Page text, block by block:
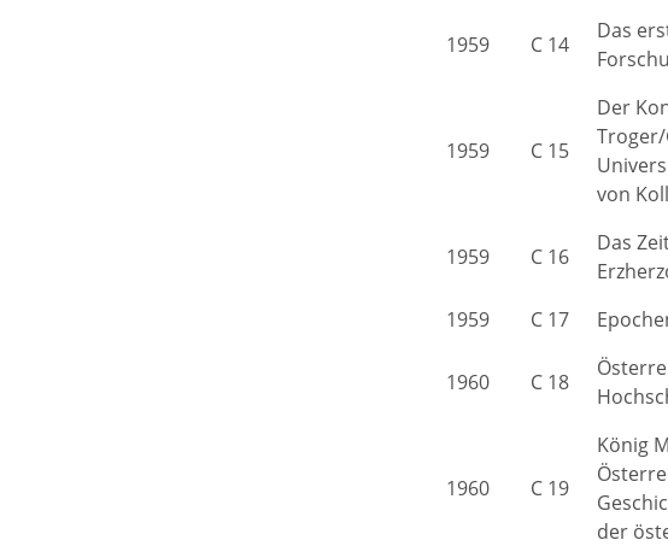
1959 C 14
Das
1959 C 15
Der
Troger/
von
1959 C 16
Das
1959
C 17
1960 C 18
1960 C 19
König
der